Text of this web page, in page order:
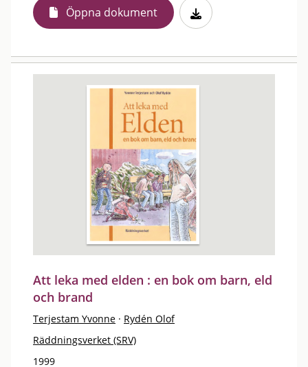
Öppna dokument
Att leka med elden : en bok om barn, eld
och brand
Terjestam Yvonne · Rydén Olof
Räddningsverket (SRV)
1999